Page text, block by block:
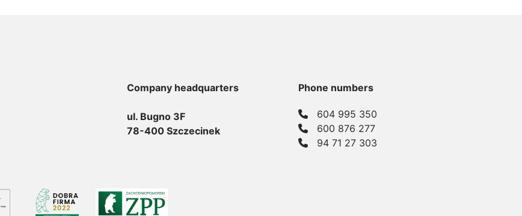
Company headquarters
ul. Bugno 3F
78-400 Szczecinek
Phone numbers
604 995 350
600 876 277
94 71 27 303